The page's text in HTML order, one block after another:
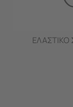
ΕΛΑΣΤΙΚΟ